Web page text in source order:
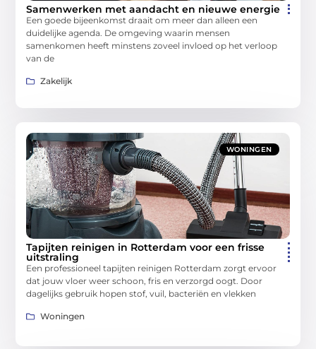
Samenwerken met aandacht en nieuwe energie
Een goede bijeenkomst draait om meer dan alleen een
duidelijke agenda. De omgeving waarin mensen
samenkomen heeft minstens zoveel invloed op het verloop
van de
Zakelijk
WONINGEN
Tapijten reinigen in Rotterdam voor een frisse
uitstraling
Een professioneel tapijten reinigen Rotterdam zorgt ervoor
dat jouw vloer weer schoon, fris en verzorgd oogt. Door
dagelijks gebruik hopen stof, vuil, bacteriën en vlekken
Woningen